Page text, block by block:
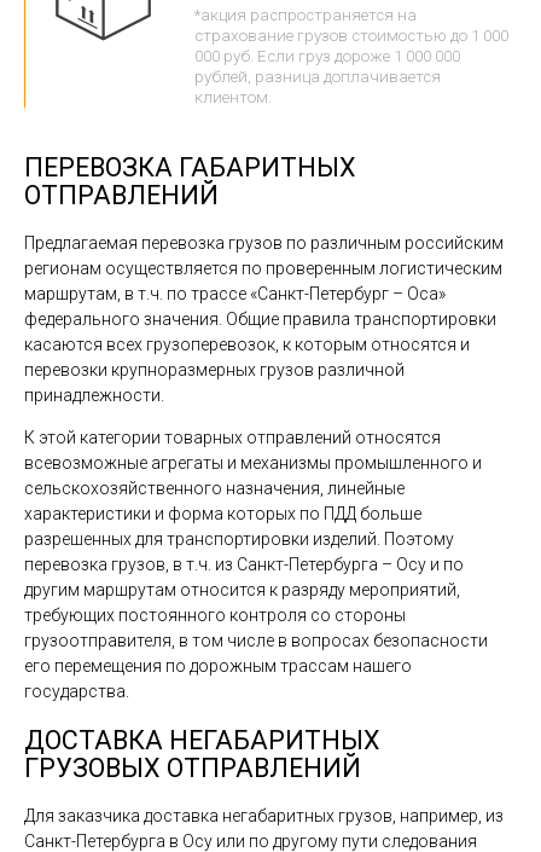
*акция распространяется на
страхование грузов стоимостью до 1 000
000 руб. Если груз дороже 1 000 000
рублей, разница доплачивается
клиентом.
ПЕРЕВОЗКА ГАБАРИТНЫХ
ОТПРАВЛЕНИЙ
Предлагаемая перевозка грузов по различным российским
регионам осуществляется по проверенным логистическим
маршрутам, в т.ч. по трассе «Санкт-Петербург – Оса»
федерального значения. Общие правила транспортировки
касаются всех грузоперевозок, к которым относятся и
перевозки крупноразмерных грузов различной
принадлежности.
К этой категории товарных отправлений относятся
всевозможные агрегаты и механизмы промышленного и
сельскохозяйственного назначения, линейные
характеристики и форма которых по ПДД больше
разрешенных для транспортировки изделий. Поэтому
перевозка грузов, в т.ч. из Санкт-Петербурга – Осу и по
другим маршрутам относится к разряду мероприятий,
требующих постоянного контроля со стороны
грузоотправителя, в том числе в вопросах безопасности
его перемещения по дорожным трассам нашего
государства.
ДОСТАВКА НЕГАБАРИТНЫХ
ГРУЗОВЫХ ОТПРАВЛЕНИЙ
Для заказчика доставка негабаритных грузов, например, из
Санкт-Петербурга в Осу или по другому пути следования